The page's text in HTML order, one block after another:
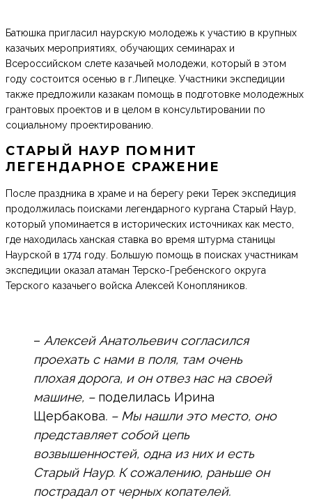
Батюшка пригласил наурскую молодежь к участию в крупных
казачьих мероприятиях, обучающих семинарах и
Всероссийском слете казачьей молодежи, который в этом
году состоится осенью в г.Липецке. Участники экспедиции
также предложили казакам помощь в подготовке молодежных
грантовых проектов и в целом в консультировании по
социальному проектированию.
СТАРЫЙ НАУР ПОМНИТ
ЛЕГЕНДАРНОЕ СРАЖЕНИЕ
После праздника в храме и на берегу реки Терек экспедиция
продолжилась поисками легендарного кургана Старый Наур,
который упоминается в исторических источниках как место,
где находилась ханская ставка во время штурма станицы
Наурской в 1774 году. Большую помощь в поисках участникам
экспедиции оказал атаман Терско-Гребенского округа
Терского казачьего войска Алексей Конопляников.
– Алексей Анатольевич согласился
проехать с нами в поля, там очень
плохая дорога, и он отвез нас на своей
машине, – поделилась Ирина
Щербакова. – Мы нашли это место, оно
представляет собой цепь
возвышенностей, одна из них и есть
Старый Наур. К сожалению, раньше он
пострадал от черных копателей.